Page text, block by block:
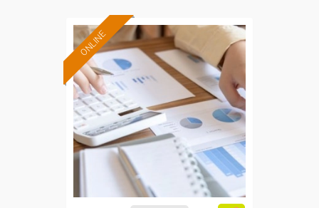
ONLINE
Formación 100%
subvencionada.
Para desempleados,
trabajadores y autónomos.
Sector
-Servicios a las Empresas.